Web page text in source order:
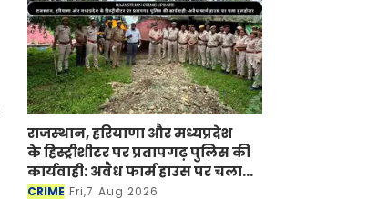
राजस्थान, हरियाणा और मध्यप्रदेश
के हिस्ट्रीशीटर पर प्रतापगढ़ पुलिस की
कार्यवाही: अवैध फार्म हाउस पर चला
बुलडोजर
CRIME Fri,7 Aug 2026